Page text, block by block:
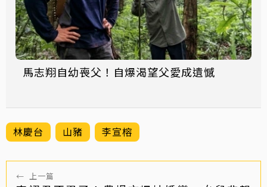
馬志翔自幼喪父！自爆渴望父愛成遺憾
林慶台 山豬 李宣榕
← 上一篇